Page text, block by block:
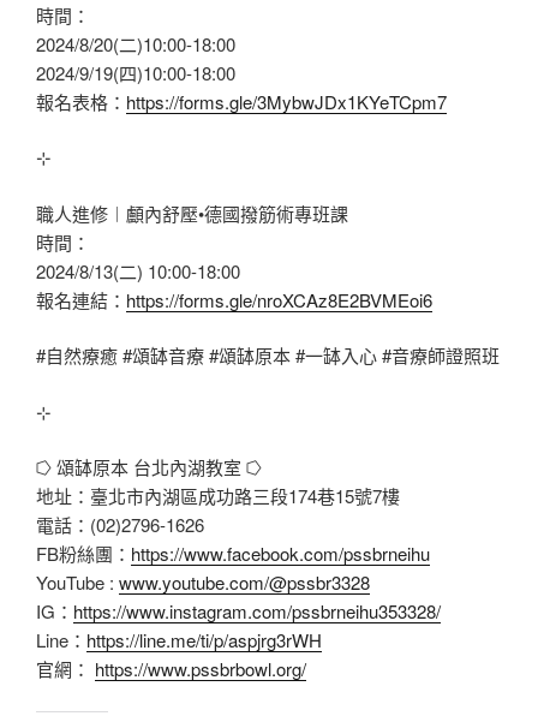
時間：
2024/8/20(二)10:00-18:00
2024/9/19(四)10:00-18:00
報名表格： https://forms.gle/3MybwJDx1KYeTCpm7
⊹
職人進修︱顱內舒壓•德國撥筋術專班課
時間：
2024/8/13(二) 10:00-18:00
報名連結： https://forms.gle/nroXCAz8E2BVMEoi6
#自然療癒#頌缽音療#頌缽原本#一缽入心#音療師證照班
⊹
⭔ 頌缽原本 台北內湖教室 ⭔
地址：臺北市內湖區成功路三段174巷15號7樓
電話：(02)2796-1626
FB粉絲團： https://www.facebook.com/pssbrneihu
YouTube : www.youtube.com/@pssbr3328
IG： https://www.instagram.com/pssbrneihu353328/
Line： https://line.me/ti/p/aspjrg3rWH
官網： https://www.pssbrbowl.org/